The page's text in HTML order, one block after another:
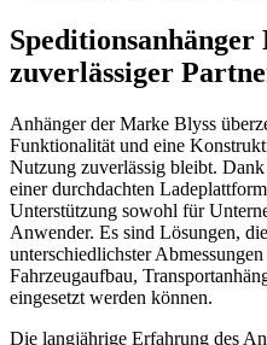
Speditionsanhänger
zuverlässiger
Anhänger der Marke Blyss
Funktionalität und eine
Nutzung zuverlässig bleibt.
einer durchdachten
Unterstützung sowohl für
Anwender. Es sind Lösungen,
unterschiedlichster
Fahrzeugaufbau,
eingesetzt werden können.
Die langjährige Erfahrung des